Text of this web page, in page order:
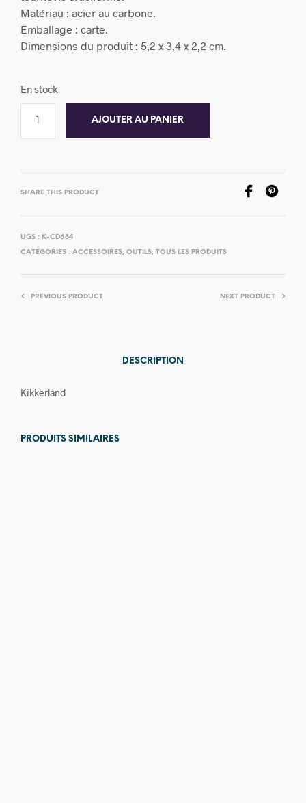
Matériau : acier au carbone.
Emballage : carte.
Dimensions du produit : 5,2 x 3,4 x 2,2 cm.
En stock
AJOUTER AU PANIER
SHARE THIS PRODUCT
UGS : K-CD684
CATÉGORIES : ACCESSOIRES, OUTILS, TOUS LES PRODUITS
PREVIOUS PRODUCT NEXT PRODUCT
DESCRIPTION
Kikkerland
PRODUITS SIMILAIRES